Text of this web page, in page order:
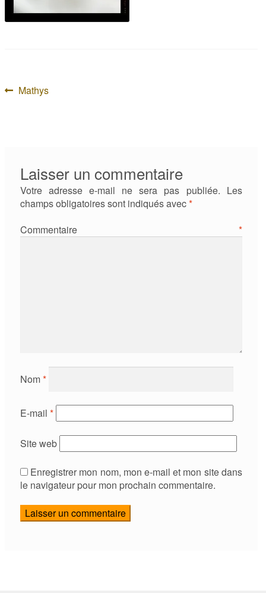
Navigation
Article
Mathys
Laisser un commentaire
Votre adresse e-mail ne sera pas publiée. Les
champs obligatoires sont indiqués avec*
Commentaire *
Nom*
E-mail *
Site web
Enregistrer mon nom, mon e-mail et mon site dans
le navigateur pour mon prochain commentaire.